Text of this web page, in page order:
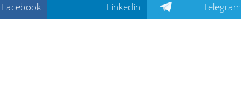
Facebook Linkedin Telegram